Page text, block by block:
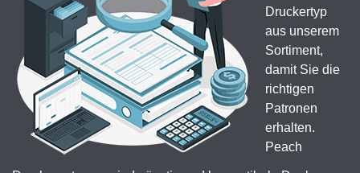
Druckertyp
aus unserem
Sortiment,
damit Sie die
richtigen
Patronen
erhalten.
Peach